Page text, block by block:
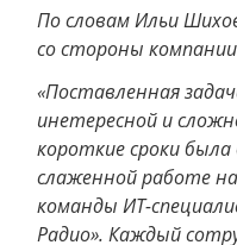
По словам Ильи
со стороны компании
«Поставленная
инетересной и
короткие сроки
слаженной работе
команды ИТ-
Радио». Каждый